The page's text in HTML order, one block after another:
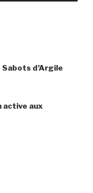
d’Argile
active aux